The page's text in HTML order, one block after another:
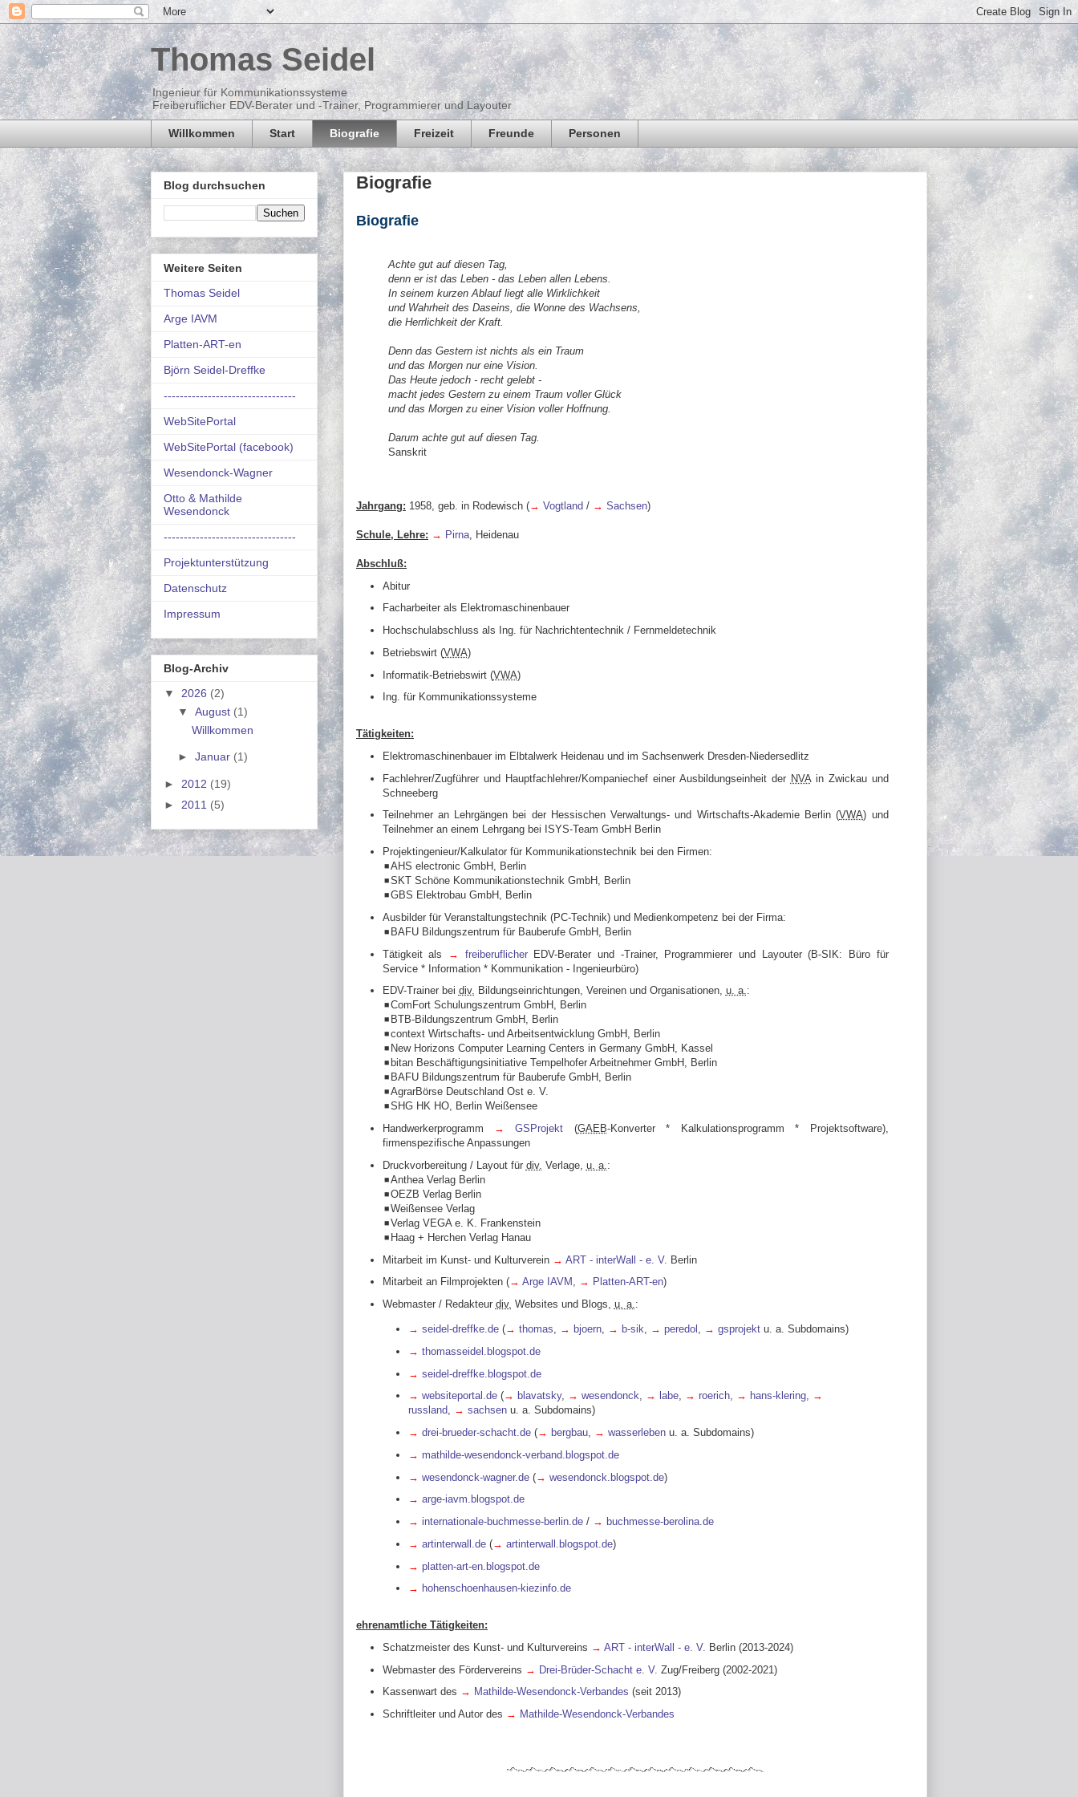
Thomas Seidel
Ingenieur für Kommunikationssysteme
Freiberuflicher EDV-Berater und -Trainer, Programmierer und Layouter
Willkommen Start Biografie Freizeit Freunde Personen
Biografie
Biografie
Achte gut auf diesen Tag,
denn er ist das Leben - das Leben allen Lebens.
In seinem kurzen Ablauf liegt alle Wirklichkeit
und Wahrheit des Daseins, die Wonne des Wachsens,
die Herrlichkeit der Kraft.
Denn das Gestern ist nichts als ein Traum
und das Morgen nur eine Vision.
Das Heute jedoch - recht gelebt -
macht jedes Gestern zu einem Traum voller Glück
und das Morgen zu einer Vision voller Hoffnung.
Darum achte gut auf diesen Tag.
Sanskrit
Jahrgang: 1958, geb. in Rodewisch (→ Vogtland / → Sachsen)
Schule, Lehre: → Pirna , Heidenau
Abschluß:
Abitur
Facharbeiter als Elektromaschinenbauer
Hochschulabschluss als Ing. für Nachrichtentechnik / Fernmeldetechnik
Betriebswirt (VWA)
Informatik-Betriebswirt (VWA)
Ing. für Kommunikationssysteme
Tätigkeiten:
Elektromaschinenbauer im Elbtalwerk Heidenau und im Sachsenwerk Dresden-Niedersedlitz
Fachlehrer/Zugführer und Hauptfachlehrer/Kompaniechef einer Ausbildungseinheit der NVAin Zwickau und
Schneeberg
Teilnehmer an Lehrgängen bei der Hessischen Verwaltungs- und Wirtschafts-Akademie Berlin (VWA) und
Teilnehmer an einem Lehrgang bei ISYS-Team GmbH Berlin
Projektingenieur/Kalkulator für Kommunikationstechnik bei den Firmen:
◾AHS electronic GmbH, Berlin
◾SKT Schöne Kommunikationstechnik GmbH, Berlin
◾GBS Elektrobau GmbH, Berlin
Ausbilder für Veranstaltungstechnik (PC-Technik) und Medienkompetenz bei der Firma:
◾BAFU Bildungszentrum für Bauberufe GmbH, Berlin
Tätigkeit als
→ freiberuflicherEDV-Berater und -Trainer, Programmierer und Layouter (B-SIK: Büro für
Service * Information * Kommunikation - Ingenieurbüro)
EDV-Trainer bei div. Bildungseinrichtungen, Vereinen und Organisationen, u. a.:
◾ComFort Schulungszentrum GmbH, Berlin
◾BTB-Bildungszentrum GmbH, Berlin
◾context Wirtschafts- und Arbeitsentwicklung GmbH, Berlin
◾New Horizons Computer Learning Centers in Germany GmbH, Kassel
◾bitan Beschäftigungsinitiative Tempelhofer Arbeitnehmer GmbH, Berlin
◾BAFU Bildungszentrum für Bauberufe GmbH, Berlin
◾AgrarBörse Deutschland Ost e. V.
◾SHG HK HO, Berlin Weißensee
Handwerkerprogramm
→ GSProjekt (GAEB-Konverter * Kalkulationsprogramm * Projektsoftware),
firmenspezifische Anpassungen
Druckvorbereitung / Layout für div. Verlage, u. a. :
◾Anthea Verlag Berlin
◾OEZB Verlag Berlin
◾Weißensee Verlag
◾Verlag VEGA e. K. Frankenstein
◾Haag + Herchen Verlag Hanau
Mitarbeit im Kunst- und Kulturverein → ART - interWall - e. V. Berlin
Mitarbeit an Filmprojekten (→ Arge IAVM , → Platten-ART-en)
Webmaster / Redakteur div. Websites und Blogs, u. a.:
→ seidel-dreffke.de (→ thomas, → bjoern, → b-sik, → peredol , → gsprojekt u. a. Subdomains)
→ thomasseidel.blogspot.de
→ seidel-dreffke.blogspot.de
→ websiteportal.de (→ blavatsky, → wesendonck, → labe, → roerich, → hans-klering, →
russland, → sachsen u. a. Subdomains)
→ drei-brueder-schacht.de (→ bergbau, → wasserleben u. a. Subdomains)
→ mathilde-wesendonck-verband.blogspot.de
→ wesendonck-wagner.de (→ wesendonck.blogspot.de)
→ arge-iavm.blogspot.de
→ internationale-buchmesse-berlin.de / → buchmesse-berolina.de
→ artinterwall.de (→ artinterwall.blogspot.de)
→ platten-art-en.blogspot.de
→ hohenschoenhausen-kiezinfo.de
ehrenamtliche Tätigkeiten:
Schatzmeister des Kunst- und Kulturvereins → ART - interWall - e. V. Berlin (2013-2024)
Webmaster des Fördervereins → Drei-Brüder-Schacht e. V. Zug/Freiberg (2002-2021)
Kassenwart des → Mathilde-Wesendonck-Verbandes (seit 2013)
Schriftleiter und Autor des → Mathilde-Wesendonck-Verbandes
Blog durchsuchen
Weitere Seiten
Thomas Seidel
Arge IAVM
Platten-ART-en
Björn Seidel-Dreffke
---------------------------------
WebSitePortal
WebSitePortal (facebook)
Wesendonck-Wagner
Otto & Mathilde
Wesendonck
---------------------------------
Projektunterstützung
Datenschutz
Impressum
Blog-Archiv
▼ 2026 (2)
▼ August (1)
Willkommen
► Januar (1)
► 2012 (19)
► 2011 (5)